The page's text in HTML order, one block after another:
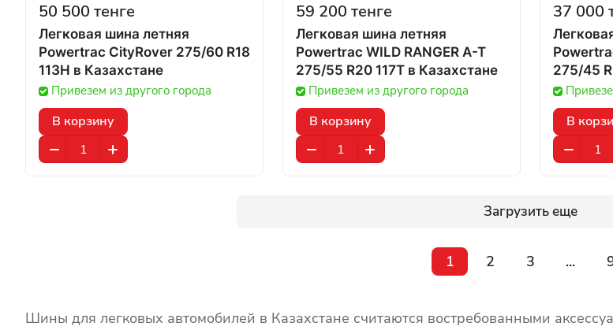
50 500 тенге
Легковая шина летняя
Powertrac CityRover 275/60 R18
113H в Казахстане
Привезем из другого города
В корзину
59 200 тенге
Легковая шина летняя
Powertrac WILD RANGER A-T
275/55 R20 117T в Казахстане
Привезем из другого города
В корзину
37 000
В
Загрузить еще
1 2 3 ...
Шины для легковых автомобилей в Казахстане считаются востребованными